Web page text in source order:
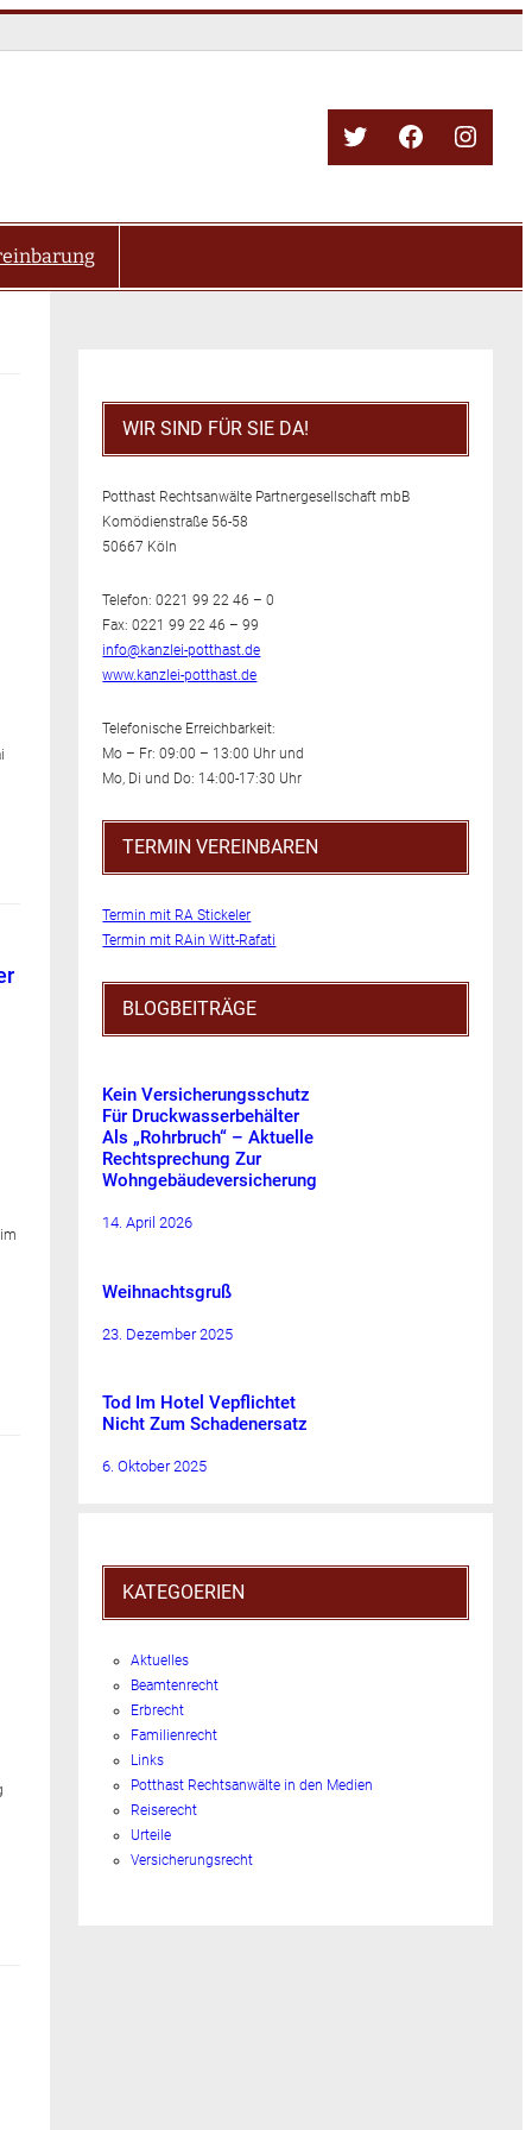
TwitterFacebook
WIR SIND FÜR SIE DA!
Potthast Rechtsanwälte Partnergesellschaft mbB
Komödienstraße 56-58
50667 Köln
Telefon: 0221 99 22 46 – 0
Fax: 0221 99 22 46 – 99
info@kanzlei-potthast.de
www.kanzlei-potthast.de
Telefonische Erreichbarkeit:
Mo – Fr: 09:00 – 13:00 Uhr und
Mo, Di und Do: 14:00-17:30 Uhr
TERMIN VEREINBAREN
Termin mit RA Stickeler
Termin mit RAin Witt-Rafati
BLOGBEITRÄGE
Kein Versicherungsschutz
Für Druckwasserbehälter
Als „Rohrbruch“ – Aktuelle
Rechtsprechung Zur
Wohngebäudeversicherung
14. April 2026
Weihnachtsgruß
23. Dezember 2025
Tod Im Hotel Vepflichtet
Nicht Zum Schadenersatz
6. Oktober 2025
KATEGOERIEN
Aktuelles
Beamtenrecht
Erbrecht
Familienrecht
Links
Potthast Rechtsanwälte in den Medien
Reiserecht
Urteile
Versicherungsrecht